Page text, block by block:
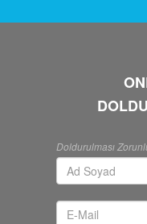
Doldurulması